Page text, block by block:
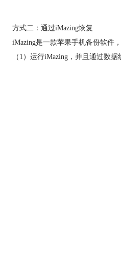
方式二：通过iMazing恢复
iMazing是一款苹果手机备份软件，
（1）运行iMazing，并且通过数据